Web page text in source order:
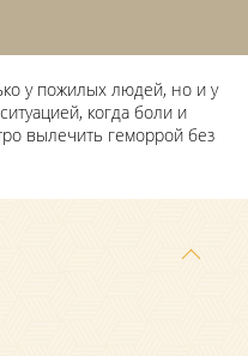
у пожилых людей, но и у
когда боли и
вылечить геморрой без